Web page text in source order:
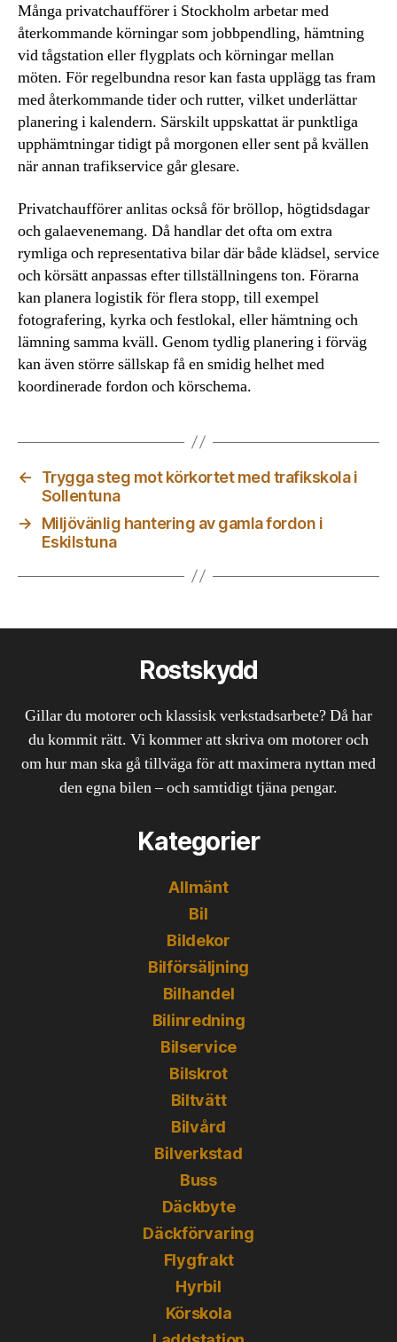
Många privatchaufförer i Stockholm arbetar med
återkommande körningar som jobbpendling, hämtning
vid tågstation eller flygplats och körningar mellan
möten. För regelbundna resor kan fasta upplägg tas fram
med återkommande tider och rutter, vilket underlättar
planering i kalendern. Särskilt uppskattat är punktliga
upphämtningar tidigt på morgonen eller sent på kvällen
när annan trafikservice går glesare.
Privatchaufförer anlitas också för bröllop, högtidsdagar
och galaevenemang. Då handlar det ofta om extra
rymliga och representativa bilar där både klädsel, service
och körsätt anpassas efter tillställningens ton. Förarna
kan planera logistik för flera stopp, till exempel
fotografering, kyrka och festlokal, eller hämtning och
lämning samma kväll. Genom tydlig planering i förväg
kan även större sällskap få en smidig helhet med
koordinerade fordon och körschema.
←
Trygga steg mot körkortet med trafikskola i
Sollentuna
→
Miljövänlig hantering av gamla fordon i
Eskilstuna
Rostskydd
Gillar du motorer och klassisk verkstadsarbete? Då har
du kommit rätt. Vi kommer att skriva om motorer och
om hur man ska gå tillväga för att maximera nyttan med
den egna bilen – och samtidigt tjäna pengar.
Kategorier
Allmänt
Bil
Bildekor
Bilförsäljning
Bilhandel
Bilinredning
Bilservice
Bilskrot
Biltvätt
Bilvård
Bilverkstad
Buss
Däckbyte
Däckförvaring
Flygfrakt
Hyrbil
Körskola